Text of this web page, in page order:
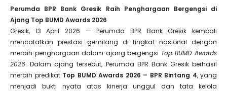
Perumda BPR Bank Gresik Raih Penghargaan Bergengsi di
Ajang Top BUMD Awards 2026
Gresik, 13 April 2026 — Perumda BPR Bank Gresik kembali
mencatatkan prestasi gemilang di tingkat nasional dengan
meraih penghargaan dalam ajang bergengsi Top BUMD Awards
2026. Dalam ajang tersebut, Perumda BPR Bank Gresik berhasil
meraih predikat Top BUMD Awards 2026 – BPR Bintang 4, yang
menjadi bukti nyata atas kinerja unggul dan tata kelola